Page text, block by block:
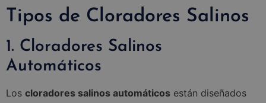
Tipos de Cloradores Salinos
1. Cloradores Salinos
Automáticos
Los cloradores salinos automáticos están diseñados